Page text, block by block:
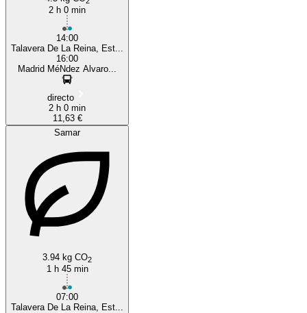
2 h 0 min
14:00
Talavera De La Reina, Est...
16:00
Madrid MéNdez Alvaro...
directo
2 h 0 min
11,63 €
Samar
3.94 kg CO2
1 h 45 min
07:00
Talavera De La Reina, Est...